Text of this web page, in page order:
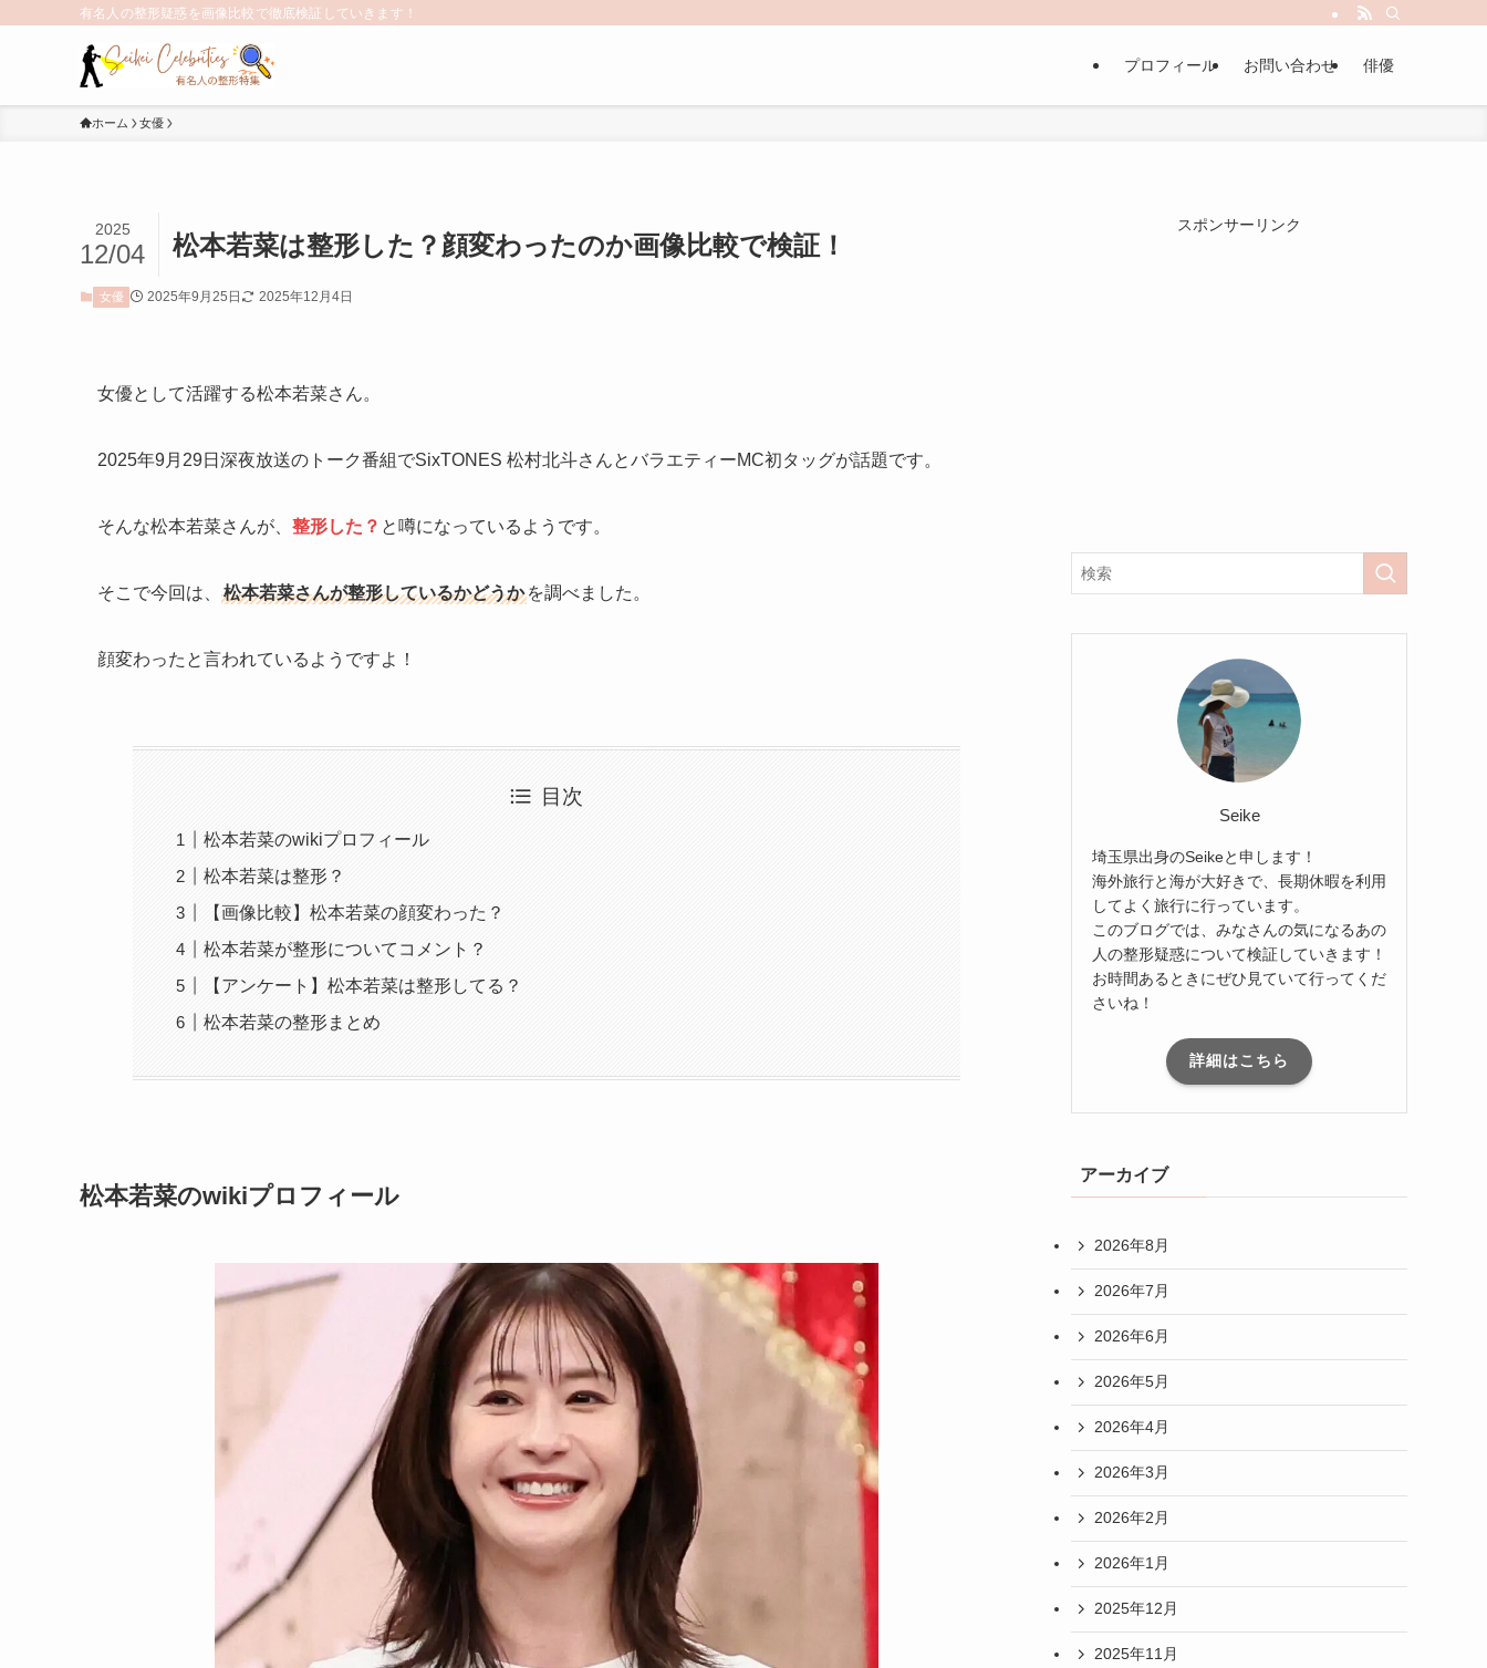
有名人の整形疑惑を画像比較で徹底検証していきます！
プロフィール お問い合わせ 俳優
ホーム 女優
松本若菜は整形した？顔変わったのか画像比較で検証！
2025
12/04
女優 2025年9月25日 2025年12月4日
女優として活躍する松本若菜さん。
2025年9月29日深夜放送のトーク番組でSixTONES 松村北斗さんとバラエティーMC初タッグが話題です。
そんな松本若菜さんが、 整形した？ と噂になっているようです。
そこで今回は、 松本若菜さんが整形しているかどうか を調べました。
顔変わったと言われているようですよ！
目次
松本若菜のwikiプロフィール
松本若菜は整形？
【画像比較】松本若菜の顔変わった？
松本若菜が整形についてコメント？
【アンケート】松本若菜は整形してる？
松本若菜の整形まとめ
松本若菜のwikiプロフィール
スポンサーリンク
Seike
埼玉県出身のSeikeと申します！
海外旅行と海が大好きで、長期休暇を利用
してよく旅行に行っています。
このブログでは、みなさんの気になるあの
人の整形疑惑について検証していきます！
お時間あるときにぜひ見ていて行ってくだ
さいね！
詳細はこちら
アーカイブ
2026年8月
2026年7月
2026年6月
2026年5月
2026年4月
2026年3月
2026年2月
2026年1月
2025年12月
2025年11月